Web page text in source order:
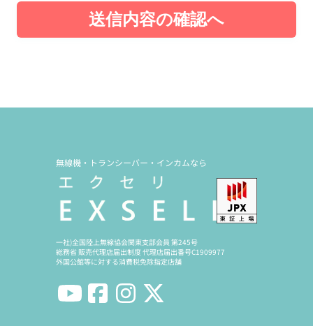
送信内容の確認へ
無線機・トランシーバー・インカムなら
一社)全国陸上無線協会関東支部会員 第245号
総務省 販売代理店届出制度 代理店届出番号C1909977
外国公館等に対する消費税免除指定店舗